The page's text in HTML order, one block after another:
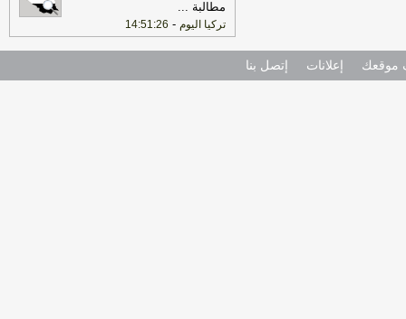
مطالبة ...
تركيا اليوم -
14:51:26
موقعك إعلانات إتصل بنا